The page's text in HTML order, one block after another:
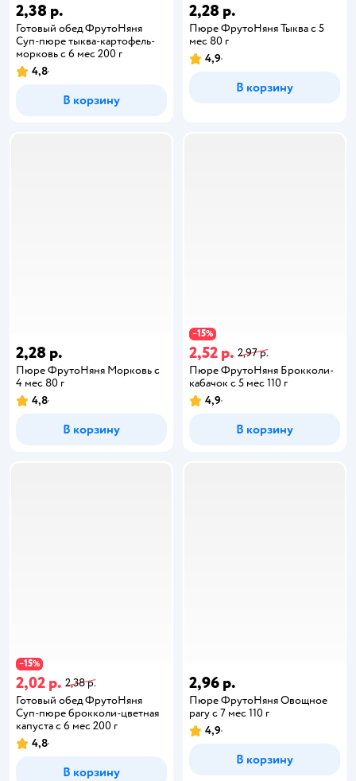
2,38 р.
Готовый обед ФрутоНяня
Суп-пюре тыква-картофель-
морковь с 6 мес 200 г
4,8
В корзину
2,28 р.
Пюре ФрутоНяня Тыква с 5
мес 80 г
4,9
В корзину
2,28 р.
Пюре ФрутоНяня Морковь с
4 мес 80 г
4,8
В корзину
−15%
2,52 р. 2,97 р.
Пюре ФрутоНяня Брокколи-
кабачок с 5 мес 110 г
4,9
В корзину
−15%
2,02 р. 2,38 р.
Готовый обед ФрутоНяня
Суп-пюре брокколи-цветная
капуста с 6 мес 200 г
4,8
В корзину
2,96 р.
Пюре ФрутоНяня Овощное
рагу с 7 мес 110 г
4,9
В корзину